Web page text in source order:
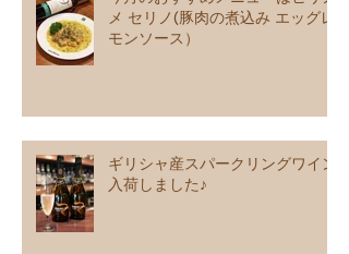
メ セリノ(豚肉の煮込み エッグレ
モンソース）
ギリシャ産スパークリングワイン
入荷しました♪